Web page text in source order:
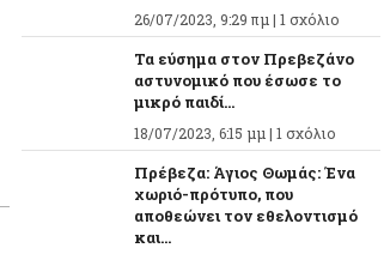
26/07/2023, 9:29 πμ | 1 σχόλιο
Τα εύσημα στον Πρεβεζάνο
αστυνομικό που έσωσε το
μικρό παιδί...
18/07/2023, 6:15 μμ | 1 σχόλιο
Πρέβεζα: Άγιος Θωμάς: Ένα
χωριό-πρότυπο, που
αποθεώνει τον εθελοντισμό
και...